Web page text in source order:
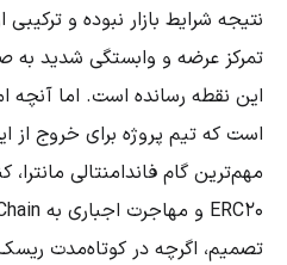
نتیجه شرایط بازار نبوده و
تمرکز عرضه و وابستگی شدید به
این نقطه رسانده است. اما آنچه
است که تیم پروژه برای خروج از
مهم‌ترین گام فاندامنتالی
تصمیم، اگرچه در کوتاه‌مدت